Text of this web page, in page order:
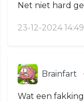
Net niet hard
23-12-2024 14:49
Brainfart
Wat een